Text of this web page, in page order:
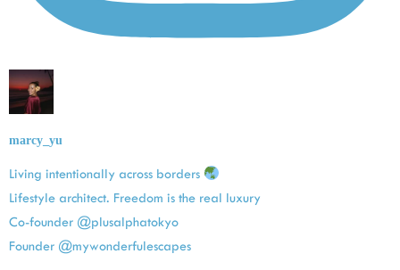
marcy_yu
Living intentionally across borders
Lifestyle architect. Freedom is the real luxury
Co-founder @plusalphatokyo
Founder @mywonderfulescapes